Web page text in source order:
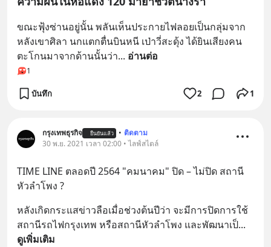
ขณะฟุ้งซ่านอยู่นั้น พลันเห็นประกายไฟลอยเป็นกลุ่มจาก
หลังเขาศิลา นกแตกตื่นบินหนี เป่าวี่สะดุ้ง ได้ยินเสียงคน
ตะโกนมาจากด้านนั้นว่า... อ่านต่อ
1
บันทึก 2 1
กรุงเทพธุรกิจ ยืนยันแล้ว • ติดตาม
30 พ.ย. 2021 เวลา 02:00 • ไลฟ์สไตล์
TIME LINE ตลอดปี 2564 "คมนาคม" ปิด – ไม่ปิด สถานี
หัวลำโพง ?
หลังเกิดกระแสข่าวลือเมื่อช่วงต้นปีว่า จะมีการปิดการใช้
สถานีรถไฟกรุงเทพ หรือสถานีหัวลำโพง และพัฒนาเป็...
ดูเพิ่มเติม